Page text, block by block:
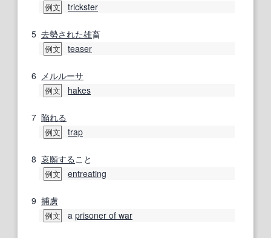
例文 trickster
5 去勢された雄畜
例文 teaser
6 メルルーサ
例文 hakes
7 陥れる
例文 trap
8 哀願すること
例文 entreating
9 捕虜
例文 a prisoner of war